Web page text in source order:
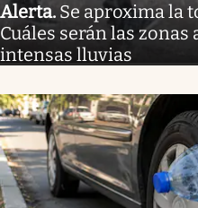
Alerta. Se aproxima la
Cuáles serán las zonas
intensas lluvias